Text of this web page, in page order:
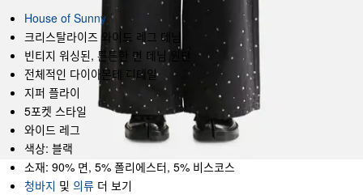
House of Sunny
크리스탈라이즈 와이드 레그 데님
빈티지 워싱된, 튼튼한 면 데님 원단
전체적인 다이아몬테 디테일
지퍼 플라이
5포켓 스타일
와이드 레그
색상: 블랙
소재: 90% 면, 5% 폴리에스터, 5% 비스코스
청바지 및 의류 더 보기